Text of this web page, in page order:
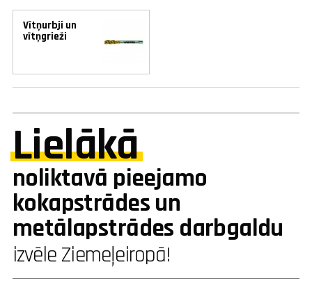
Vītņurbji un
vītņgrieži
Lielākā
noliktavā pieejamo
kokapstrādes un
metālapstrādes darbgaldu
izvēle Ziemeļeiropā!